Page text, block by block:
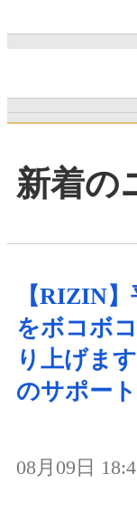
新着の
【RIZIN
をボコボ
り上げま
のサポー
08月09日